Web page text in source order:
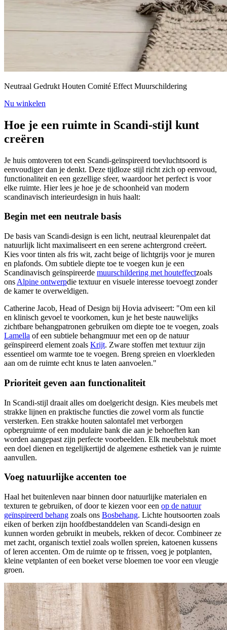
Neutraal Gedrukt Houten Comité Effect Muurschildering
Nu winkelen
Hoe je een ruimte in Scandi-stijl kunt
creëren
Je huis omtoveren tot een Scandi-geïnspireerd toevluchtsoord is
eenvoudiger dan je denkt. Deze tijdloze stijl richt zich op eenvoud,
functionaliteit en een gezellige sfeer, waardoor het perfect is voor
elke ruimte. Hier lees je hoe je de schoonheid van modern
scandinavisch interieurdesign in huis haalt:
Begin met een neutrale basis
De basis van Scandi-design is een licht, neutraal kleurenpalet dat
natuurlijk licht maximaliseert en een serene achtergrond creëert.
Kies voor tinten als fris wit, zacht beige of lichtgrijs voor je muren
en plafonds. Om subtiele diepte toe te voegen kun je een
Scandinavisch geïnspireerde muurschildering met houteffectzoals
ons Alpine ontwerpdie textuur en visuele interesse toevoegt zonder
de kamer te overweldigen.
Catherine Jacob, Head of Design bij Hovia adviseert: "Om een kil
en klinisch gevoel te voorkomen, kun je het beste nauwelijks
zichtbare behangpatronen gebruiken om diepte toe te voegen, zoals
Lamella of een subtiele behangmuur met een op de natuur
geïnspireerd element zoals Krijt. Zware stoffen met textuur zijn
essentieel om warmte toe te voegen. Breng spreien en vloerkleden
aan om de ruimte echt knus te laten aanvoelen."
Prioriteit geven aan functionaliteit
In Scandi-stijl draait alles om doelgericht design. Kies meubels met
strakke lijnen en praktische functies die zowel vorm als functie
versterken. Een strakke houten salontafel met verborgen
opbergruimte of een modulaire bank die aan je behoeften kan
worden aangepast zijn perfecte voorbeelden. Elk meubelstuk moet
een doel dienen en tegelijkertijd de algemene esthetiek van je ruimte
aanvullen.
Voeg natuurlijke accenten toe
Haal het buitenleven naar binnen door natuurlijke materialen en
texturen te gebruiken, of door te kiezen voor een op de natuur
geïnspireerd behang zoals ons Bosbehang. Lichte houtsoorten zoals
eiken of berken zijn hoofdbestanddelen van Scandi-design en
kunnen worden gebruikt in meubels, rekken of decor. Combineer ze
met zacht, organisch textiel zoals wollen spreien, katoenen kussens
of leren accenten. Om de ruimte op te frissen, voeg je potplanten,
kleine vetplanten of een boeket verse bloemen toe voor een vleugje
groen.